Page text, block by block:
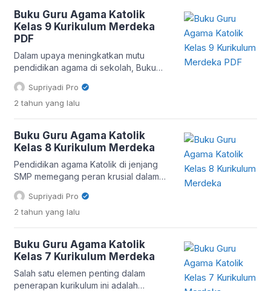
menyampaikan materi ajar, tetapi juga
menyertakan berbagai metode dan
pendekatan pedagogis untuk
membantu guru dalam menanamkan
nilai-nilai keagamaan yang mendalam
kepada siswa. […]
Buku Guru Agama Katolik
Kelas 9 Kurikulum Merdeka
PDF
Dalam upaya meningkatkan mutu
pendidikan agama di sekolah, Buku
Guru Agama Katolik Kelas 9 menjadi
salah satu alat yang sangat penting
bagi para pendidik. Buku ini dirancang
Katolik kepada siswa secara efektif
dan mendalam. Dengan adanya buku
panduan ini, proses pembelajaran
agama diharapkan dapat berjalan lebih
[…]
Supriyadi Pro
2 tahun yang lalu
Buku Guru Agama Katolik
Kelas 8 Kurikulum Merdeka
Pendidikan agama Katolik di jenjang
SMP memegang peran krusial dalam
membimbing siswa kelas 8 menuju
pemahaman iman yang lebih mendalam
serta pembentukan karakter Kristiani
sebagai kompas yang tak ternilai bagi
para pendidik. Lebih dari Sekadar
Panduan Pengajaran Buku guru agama
Katolik kelas 8 […]
Supriyadi Pro
2 tahun yang lalu
Buku Guru Agama Katolik
Kelas 7 Kurikulum Merdeka
Salah satu elemen penting dalam
penerapan kurikulum ini adalah